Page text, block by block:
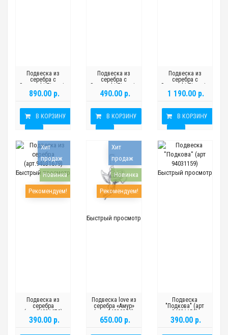
Подвеска из
серебра с
Swarovski Zirconia
(арт. 89030036)
890.00 р.
В КОРЗИНУ
Подвеска из
серебра с
Swarovski Zirconia
(арт. 89030005)
490.00 р.
В КОРЗИНУ
Подвеска из
серебра с
Swarovski Zirconia
(арт. 89030001)
1 190.00 р.
В КОРЗИНУ
Хит
продаж
Новинка
Рекомендуем!
Быстрый просмотр
Подвеска из
серебра
(арт.94031679)
390.00 р.
Хит
продаж
Новинка
Рекомендуем!
Быстрый просмотр
Подвеска love из
серебра «Амур»
(арт. 94030204)
650.00 р.
Быстрый просмотр
Подвеска
"Подкова" (арт
94031159)
390.00 р.